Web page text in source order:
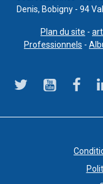
Denis, Bobigny - 94
Plan du site -
Professionnels -